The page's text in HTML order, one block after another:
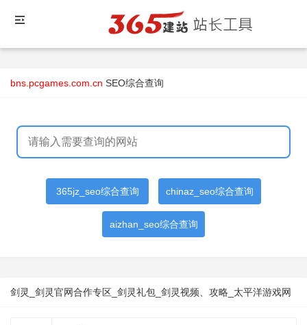
bns.pcgames.com.cn SEO综合查询
365jz_seo综合查询 chinaz_seo综合查询
aizhan_seo综合查询
剑灵_剑灵官网合作专区_剑灵礼包_剑灵视频、攻略_太平洋游戏网